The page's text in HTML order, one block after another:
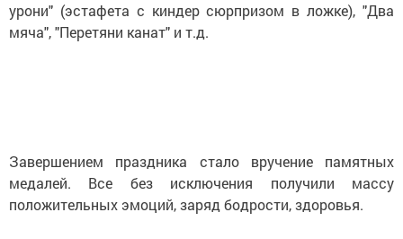
урони" (эстафета с киндер сюрпризом в ложке), "Два
мяча", "Перетяни канат" и т.д.
Завершением праздника стало вручение памятных
медалей. Все без исключения получили массу
положительных эмоций, заряд бодрости, здоровья.